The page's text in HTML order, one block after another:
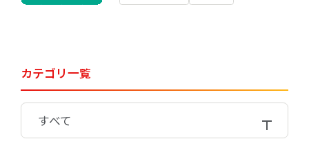
カテゴリ一覧
すべて